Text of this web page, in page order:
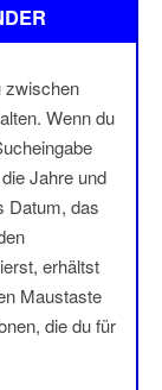
zwischen
Wenn du
Jahre und
Datum, das
erhältst
Maustaste
die du für